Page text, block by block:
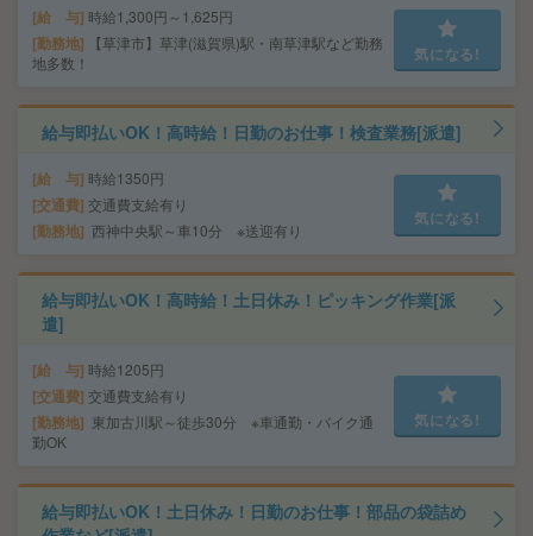
給 与 時給1,300円～1,625円
勤務地
【草津市】草津(滋賀県)駅・南草津駅など勤務
地多数！
気になる!
給与即払いOK！高時給！日勤のお仕事！検査業務[派遣]
給 与 時給1350円
交通費 交通費支給有り
勤務地 西神中央駅～車10分 ※送迎有り
気になる!
給与即払いOK！高時給！土日休み！ピッキング作業[派
遣]
給 与 時給1205円
交通費 交通費支給有り
勤務地
東加古川駅～徒歩30分 ※車通勤・バイク通
勤OK
気になる!
給与即払いOK！土日休み！日勤のお仕事！部品の袋詰め